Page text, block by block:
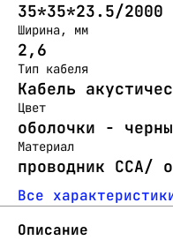
35*35*23.5/2000
Ширина, мм
2,6
Тип кабеля
Кабель
Цвет
оболочки -
Материал
проводник CCA/
Все
Описание